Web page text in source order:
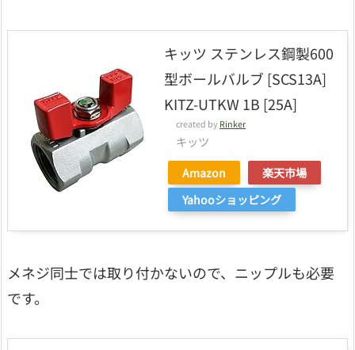
キッツ ステンレス鋼製600
型ボールバルブ [SCS13A]
KITZ-UTKW 1B [25A]
created by Rinker
キッツ
Amazon
楽天市場
Yahooショッピング
メネジ同士では取り付かないので、ニップルも必要
です。